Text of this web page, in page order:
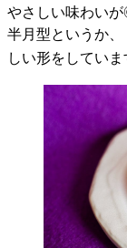
やさしい味わい
半月型というか
しい形をしていま